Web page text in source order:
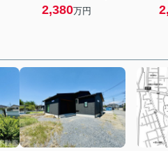
2,380万円